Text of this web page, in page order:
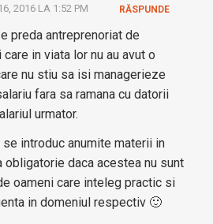
2016 LA 1:52 PM
preda antreprenoriat de
in viata lor nu au avut o
nu stiu sa isi managerieze
fara sa ramana cu datorii
urmator.
se introduc anumite materii in
obligatorie daca acestea nu sunt
oameni care inteleg practic si
in domeniul respectiv 🙂
RĂSPUNDE